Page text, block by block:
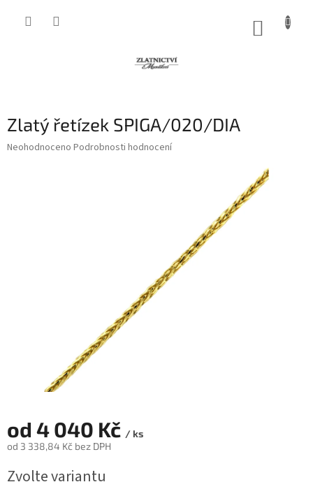
Zlatý řetízek SPIGA/020/DIA
Průměrné
Neohodnoceno Podrobnosti hodnocení
od 4 040 Kč / ks
od 3 338,84 Kč bez DPH
cena:
Zvolte variantu